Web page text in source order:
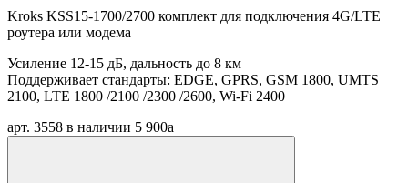
Kroks KSS15-1700/2700 комплект для подключения 4G/LTE
роутера или модема
Усиление 12-15 дБ, дальность до 8 км
Поддерживает стандарты: EDGE, GPRS, GSM 1800, UMTS
2100, LTE 1800 /2100 /2300 /2600, Wi-Fi 2400
арт. 3558 в наличии 5 900a